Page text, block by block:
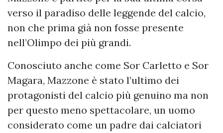
verso il paradiso delle leggende del calcio,
non che prima già non fosse presente
nell’Olimpo dei più grandi.
Conosciuto anche come Sor Carletto e Sor
Magara, Mazzone è stato l’ultimo dei
protagonisti del calcio più genuino ma non
per questo meno spettacolare, un uomo
considerato come un padre dai calciatori